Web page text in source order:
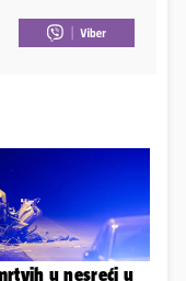
u nesreći u